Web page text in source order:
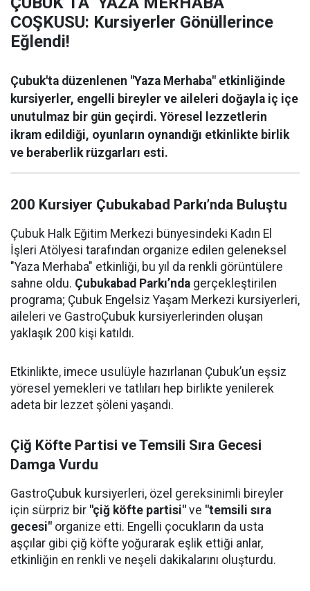
COŞKUSU: Kursiyerler Gönüllerince
Eğlendi!
Çubuk'ta düzenlenen "Yaza Merhaba" etkinliğinde
kursiyerler, engelli bireyler ve aileleri doğayla iç içe
unutulmaz bir gün geçirdi. Yöresel lezzetlerin
ikram edildiği, oyunların oynandığı etkinlikte birlik
ve beraberlik rüzgarları esti.
200 Kursiyer Çubukabad Parkı’nda Buluştu
Çubuk Halk Eğitim Merkezi bünyesindeki Kadın El
İşleri Atölyesi tarafından organize edilen geleneksel
"Yaza Merhaba" etkinliği, bu yıl da renkli görüntülere
sahne oldu. Çubukabad Parkı’nda gerçekleştirilen
programa; Çubuk Engelsiz Yaşam Merkezi kursiyerleri,
aileleri ve GastroÇubuk kursiyerlerinden oluşan
yaklaşık 200 kişi katıldı.
Etkinlikte, imece usulüyle hazırlanan Çubuk’un eşsiz
yöresel yemekleri ve tatlıları hep birlikte yenilerek
adeta bir lezzet şöleni yaşandı.
Çiğ Köfte Partisi ve Temsili Sıra Gecesi
Damga Vurdu
GastroÇubuk kursiyerleri, özel gereksinimli bireyler
için sürpriz bir "çiğ köfte partisi" ve "temsili sıra
gecesi" organize etti. Engelli çocukların da usta
aşçılar gibi çiğ köfte yoğurarak eşlik ettiği anlar,
etkinliğin en renkli ve neşeli dakikalarını oluşturdu.